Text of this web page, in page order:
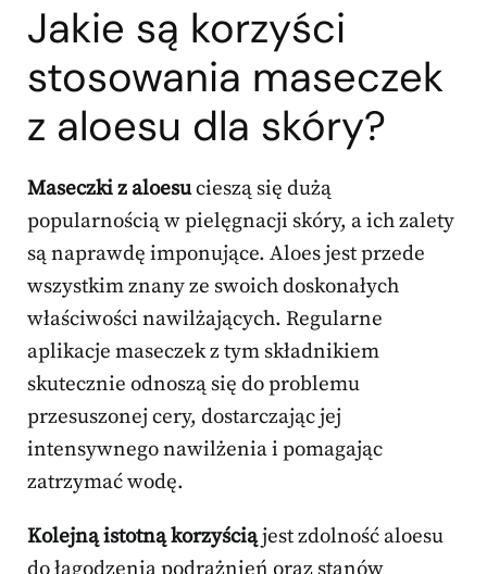
Jakie są korzyści
stosowania maseczek
z aloesu dla skóry?
Maseczki z aloesucieszą się dużą
popularnością w pielęgnacji skóry, a ich zalety
są naprawdę imponujące. Aloes jest przede
wszystkim znany ze swoich doskonałych
właściwości nawilżających. Regularne
aplikacje maseczek z tym składnikiem
skutecznie odnoszą się do problemu
przesuszonej cery, dostarczając jej
intensywnego nawilżenia i pomagając
zatrzymać wodę.
Kolejną istotną korzyściąjest zdolność aloesu